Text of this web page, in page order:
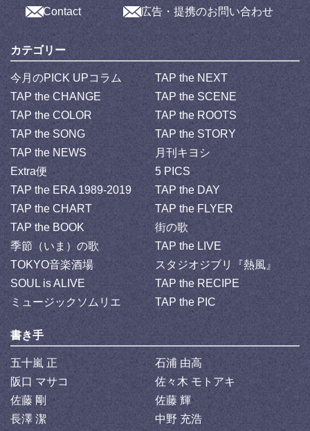
Contact 広告・提携のお問い合わせ
カテゴリー
今月のPICK UPコラム
TAP the NEXT
TAP the CHANGE
TAP the SCENE
TAP the COLOR
TAP the ROOTS
TAP the SONG
TAP the STORY
TAP the NEWS
月刊キヨシ
Extra便
5 PICS
TAP the ERA 1989-2019
TAP the DAY
TAP the CHART
TAP the FLYER
TAP the BOOK
街の歌
季節（いま）の歌
TAP the LIVE
TOKYO音楽酒場
スタジオジブリ『熱風』
SOUL is ALIVE
TAP the RECIPE
ミュージックソムリエ
TAP the PIC
書き手
五十嵐 正
石浦 由高
阪口 マサコ
佐々木 モトアキ
佐藤 剛
佐藤 輝
長澤 潔
中野 充浩